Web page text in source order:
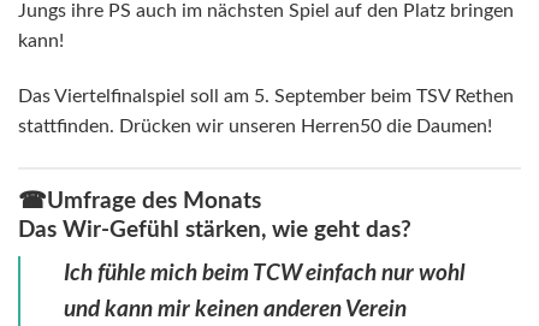
Jungs ihre PS auch im nächsten Spiel auf den Platz bringen
kann!
Das Viertelfinalspiel soll am 5. September beim TSV Rethen
stattfinden. Drücken wir unseren Herren50 die Daumen!
☎Umfrage des Monats
Das Wir-Gefühl stärken, wie geht das?
Ich fühle mich beim TCW einfach nur wohl
und kann mir keinen anderen Verein